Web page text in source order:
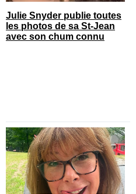
Julie Snyder publie toutes
les photos de sa St-Jean
avec son chum connu